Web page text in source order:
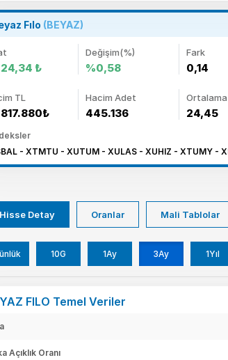
Fılo (BEYAZ)
24,34 ₺
Değişim(%)
%0,58
Fark
0,14
TL Hacim Adet
445.136 24,45
- XTMTU - XUTUM - XULAS - XUHIZ - XTUMY -
Hisse Detay Oranlar Mali Tablolar
10G 1Ay 3Ay 1Yıl
FILO Temel Veriler
Açıklık Oranı